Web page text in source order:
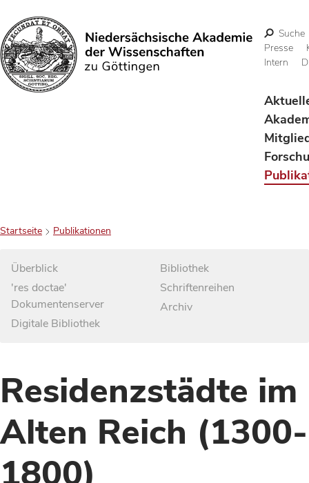
Suchen
Suche
Presse
Intern
Startseite Publikationen
Überblick
'res doctae'
Dokumentenserver
Digitale Bibliothek
Bibliothek
Schriftenreihen
Archiv
Residenzstädte im
Alten Reich (1300-